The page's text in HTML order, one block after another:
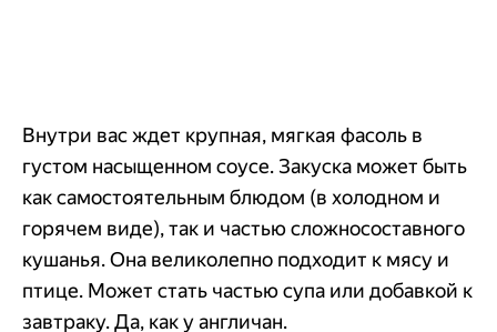
Внутри вас ждет крупная, мягкая фасоль в
густом насыщенном соусе. Закуска может быть
как самостоятельным блюдом (в холодном и
горячем виде), так и частью сложносоставного
кушанья. Она великолепно подходит к мясу и
птице. Может стать частью супа или добавкой к
завтраку. Да, как у англичан.